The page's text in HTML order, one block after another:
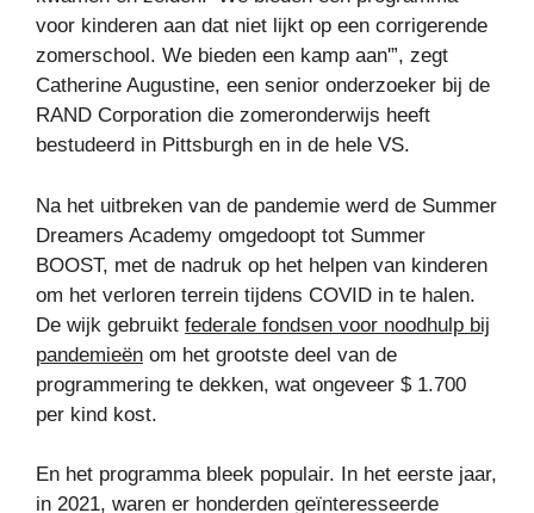
voor kinderen aan dat niet lijkt op een corrigerende
zomerschool. We bieden een kamp aan'”, zegt
Catherine Augustine, een senior onderzoeker bij de
RAND Corporation die zomeronderwijs heeft
bestudeerd in Pittsburgh en in de hele VS.
Na het uitbreken van de pandemie werd de Summer
Dreamers Academy omgedoopt tot Summer
BOOST, met de nadruk op het helpen van kinderen
om het verloren terrein tijdens COVID in te halen.
De wijk gebruikt federale fondsen voor noodhulp bij
pandemieën om het grootste deel van de
programmering te dekken, wat ongeveer $ 1.700
per kind kost.
En het programma bleek populair. In het eerste jaar,
in 2021, waren er honderden geïnteresseerde